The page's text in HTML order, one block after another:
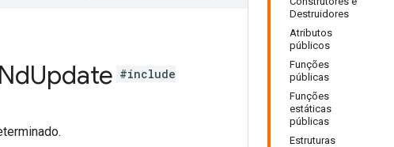
Destruidores
Atributos
públicos
Funções
públicas
Funções
estáticas
públicas
Estruturas
NdUpdate #include